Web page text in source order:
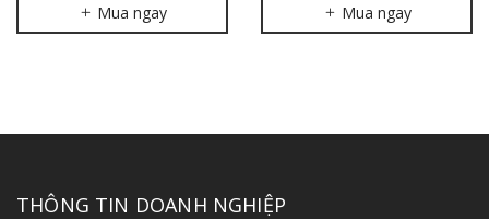
Mua ngay Mua ngay
THÔNG TIN DOANH NGHIỆP